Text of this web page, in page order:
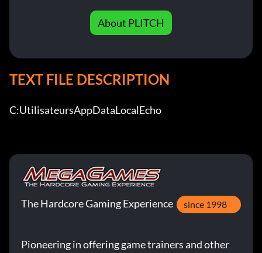
About PLITCH
TEXT FILE DESCRIPTION
C:UtilisateursAppDataLocalEcho
The Hardcore Gaming Experience since 1998
Pioneering in offering game trainers and other